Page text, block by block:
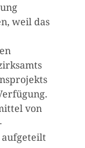
weil das
von